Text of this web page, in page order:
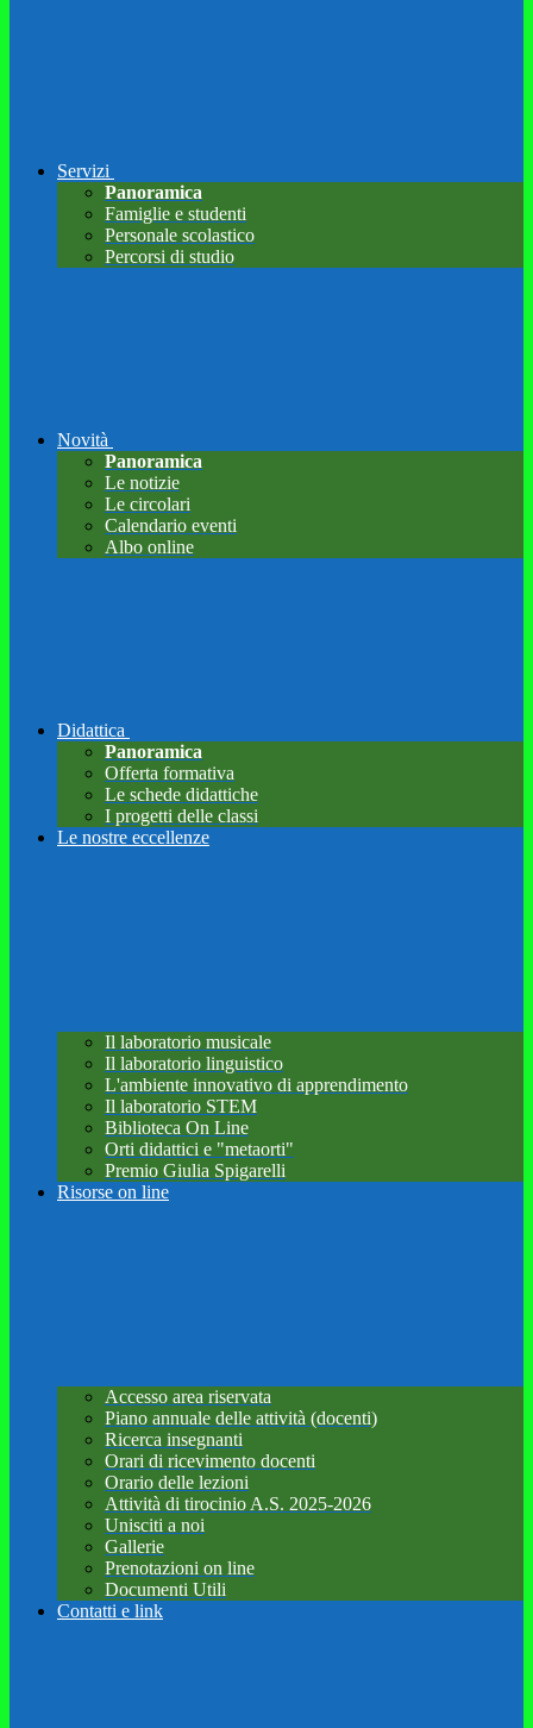
Servizi
Panoramica
Famiglie e studenti
Personale scolastico
Percorsi di studio
Novità
Panoramica
Le notizie
Le circolari
Calendario eventi
Albo online
Didattica
Panoramica
Offerta formativa
Le schede didattiche
I progetti delle classi
Le nostre eccellenze
Il laboratorio musicale
Il laboratorio linguistico
L'ambiente innovativo di apprendimento
Il laboratorio STEM
Biblioteca On Line
Orti didattici e "metaorti"
Premio Giulia Spigarelli
Risorse on line
Accesso area riservata
Piano annuale delle attività (docenti)
Ricerca insegnanti
Orari di ricevimento docenti
Orario delle lezioni
Attività di tirocinio A.S. 2025-2026
Unisciti a noi
Gallerie
Prenotazioni on line
Documenti Utili
Contatti e link